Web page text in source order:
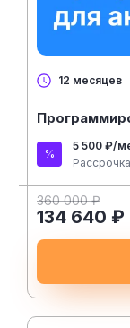
12 месяцев
5 500 ₽/
360 000 ₽
134 640 ₽